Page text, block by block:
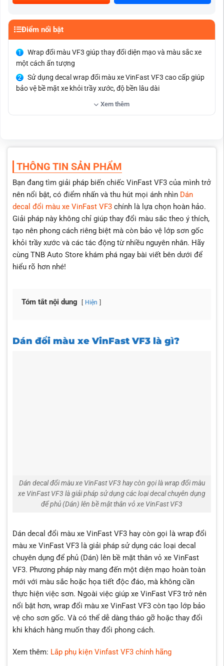
Điểm nổi bật
Wrap đổi màu VF3 giúp thay đổi diện mạo và màu sắc xe
một cách ấn tượng
Sử dụng decal wrap đổi màu xe VinFast VF3 cao cấp giúp
bảo vệ bề mặt xe khỏi trầy xước, độ bền lâu dài
Đa dạng màu, đảm bảo có loại màu độc nhất vô nhị cho
VF3
quy trình dán wrap đổi màu VinFast VF3 chính xác, không bọt
khí hay nếp nhăn
Quy trình thi công dán đổi màu VinFast VF3 nhanh chóng
và chuyên nghiệp
Dịch vụ linh hoạt, có thể dán decal đổi màu VinFast VF3
cho nhiều chi tiết trên xe như cản, gương, cửa và các bộ phận
khác theo yêu cầu.
Chính sách bảo hành uy tín và đầy đủ khi dán đổi màu xe
VinFast VF3
Dịch vụ chăm sóc khách hàng tận tâm, hỗ trợ khách hàng
Sử dụng decal wrap đổi màu xe VinFast VF3 cao cấp giúp
bảo vệ bề mặt xe khỏi trầy xước, độ bền lâu dài
Xem thêm
THÔNG TIN SẢN PHẨM
Bạn đang tìm giải pháp biến chiếc VinFast VF3 của mình trở
nên nổi bật, có điểm nhấn và thu hút mọi ánh nhìn Dán
decal đổi màu xe VinFast VF3chính là lựa chọn hoàn hảo.
Giải pháp này không chỉ giúp thay đổi màu sắc theo ý thích,
tạo nên phong cách riêng biệt mà còn bảo vệ lớp sơn gốc
khỏi trầy xước và các tác động từ nhiều nguyên nhân. Hãy
cùng TNB Auto Store khám phá ngay bài viết bên dưới để
hiểu rõ hơn nhé!
Tóm tắt nội dung Hiện
Dán đổi màu xe VinFast VF3 là gì?
Dán decal đổi màu xe VinFast VF3 hay còn gọi là wrap đổi màu
xe VinFast VF3 là giải pháp sử dụng các loại decal chuyên dụng
để phủ (Dán) lên bề mặt thân vỏ xe VinFast VF3
Dán decal đổi màu xe VinFast VF3 hay còn gọi là wrap đổi
màu xe VinFast VF3 là giải pháp sử dụng các loại decal
chuyên dụng để phủ (Dán) lên bề mặt thân vỏ xe VinFast
VF3. Phương pháp này mang đến một diện mạo hoàn toàn
mới với màu sắc hoặc họa tiết độc đáo, mà không cần
thực hiện việc sơn. Ngoài việc giúp xe VinFast VF3 trở nên
nổi bật hơn, wrap đổi màu xe VinFast VF3 còn tạo lớp bảo
vệ cho sơn gốc. Và có thể dễ dàng tháo gỡ hoặc thay đổi
khi khách hàng muốn thay đổi phong cách.
Xem thêm: Lắp phụ kiện Vinfast VF3 chính hãng